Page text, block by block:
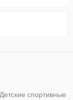
Детские спортивные